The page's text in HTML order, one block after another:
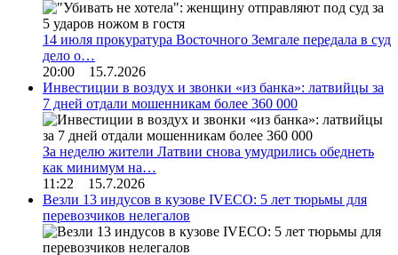
14 июля прокуратура Восточного Земгале передала в суд
дело о…
20:00 15.7.2026
Инвестиции в воздух и звонки «из банка»: латвийцы за
7 дней отдали мошенникам более 360 000
За неделю жители Латвии снова умудрились обеднеть
как минимум на…
11:22 15.7.2026
Везли 13 индусов в кузове IVECO: 5 лет тюрьмы для
перевозчиков нелегалов